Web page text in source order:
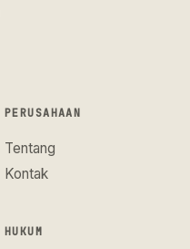
PERUSAHAAN
Tentang
Kontak
HUKUM